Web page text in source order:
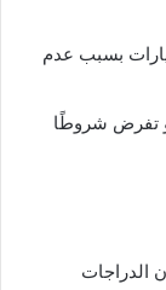
بسبب عدم
تفرض شروطًا
الدراجات